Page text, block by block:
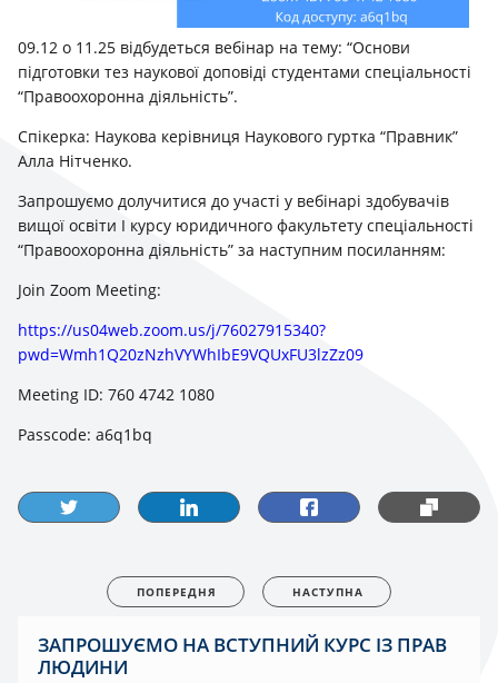
09.12 о 11.25 відбудеться вебінар на тему: “Основи
підготовки тез наукової доповіді студентами спеціальності
“Правоохоронна діяльність”.
Спікерка: Наукова керівниця Наукового гуртка “Правник”
Алла Нітченко.
Запрошуємо долучитися до участі у вебінарі здобувачів
вищої освіти І курсу юридичного факультету спеціальності
“Правоохоронна діяльність” за наступним посиланням:
Join Zoom Meeting:
https://us04web.zoom.us/j/76027915340?
pwd=Wmh1Q20zNzhVYWhIbE9VQUxFU3lzZz09
Meeting ID: 760 4742 1080
Passcode: a6q1bq
ПОПЕРЕДНЯ НАСТУПНА
ЗАПРОШУЄМО НА ВСТУПНИЙ КУРС ІЗ ПРАВ
ЛЮДИНИ